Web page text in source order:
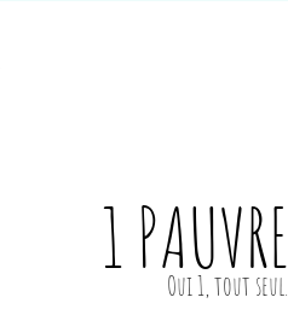
1 PAUVRE